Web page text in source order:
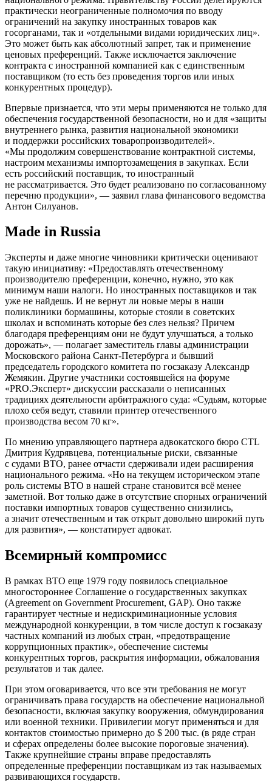
практически неограниченные полномочия по вводу
ограничений на закупку иностранных товаров как
госорганами, так и «отдельными видами юридических лиц».
Это может быть как абсолютный запрет, так и применение
ценовых преференций. Также исключается заключение
контракта с иностранной компанией как с единственным
поставщиком (то есть без проведения торгов или иных
конкурентных процедур).
Впервые признается, что эти меры применяются не только для
обеспечения государственной безопасности, но и для «защиты
внутреннего рынка, развития национальной экономики
и поддержки российских товаропроизводителей».
«Мы продолжим совершенствование контрактной системы,
настроим механизмы импортозамещения в закупках. Если
есть российский поставщик, то иностранный
не рассматривается. Это будет реализовано по согласованному
перечню продукции», — заявил глава финансового ведомства
Антон Силуанов.
Made in Russia
Эксперты и даже многие чиновники критически оценивают
такую инициативу: «Предоставлять отечественному
производителю преференции, конечно, нужно, это как
минимум наши налоги. Но иностранных поставщиков и так
уже не найдешь. И не вернут ли новые меры в наши
поликлиники бормашины, которые стояли в советских
школах и вспоминать которые без слез нельзя? Причем
благодаря преференциям они не будут улучшаться, а только
дорожать», — полагает заместитель главы администрации
Московского района Санкт-Петербурга и бывший
председатель городского комитета по госзаказу Александр
Жемякин. Другие участники состоявшейся на форуме
«PRO.Эксперт» дискуссии рассказали о неписанных
традициях деятельности арбитражного суда: «Судьям, которые
плохо себя ведут, ставили принтер отечественного
производства весом 70 кг».
По мнению управляющего партнера адвокатского бюро CTL
Дмитрия Кудрявцева, потенциальные риски, связанные
с судами ВТО, ранее отчасти сдерживали идеи расширения
национального режима. «Но на текущем историческом этапе
роль системы ВТО в нашей стране становится всё менее
заметной. Вот только даже в отсутствие спорных ограничений
поставки импортных товаров существенно снизились,
а значит отечественным и так открыт довольно широкий путь
для развития», — констатирует адвокат.
Всемирный компромисс
В рамках ВТО еще 1979 году появилось специальное
многостороннее Соглашение о государственных закупках
(Agreement on Government Procurement, GAP). Оно также
гарантирует честные и недискриминационные условия
международной конкуренции, в том числе доступ к госзаказу
частных компаний из любых стран, «предотвращение
коррупционных практик», обеспечение системы
конкурентных торгов, раскрытия информации, обжалования
результатов и так далее.
При этом оговаривается, что все эти требования не могут
ограничивать права государств на обеспечение национальной
безопасности, включая закупку вооружения, обмундирования
или военной техники. Привилегии могут применяться и для
контактов стоимостью примерно до $ 200 тыс. (в ряде стран
и сферах определены более высокие пороговые значения).
Также крупнейшие страны вправе предоставлять
определенные преференции поставщикам из так называемых
развивающихся государств.